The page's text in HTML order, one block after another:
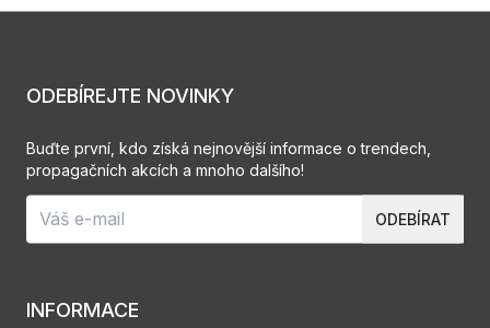
INFORMACE
ODEBÍREJTE NOVINKY
Buďte první, kdo získá nejnovější informace o trendech,
propagačních akcích a mnoho dalšího!
ODEBÍRAT